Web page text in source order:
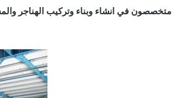
متخصصون في انشاء وبناء وتركيب الهناجر